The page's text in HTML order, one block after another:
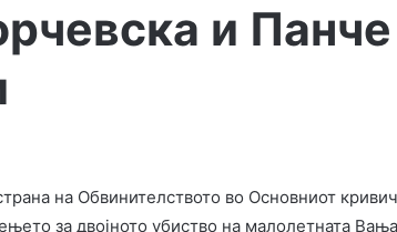
и Панче
на Обвинителството во Основниот
за двојното убиство на малолетната